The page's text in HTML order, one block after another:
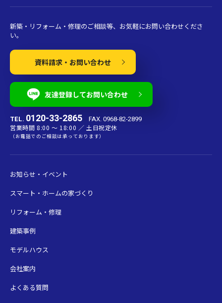
新築・リフォーム・修理のご相談等、お気軽にお問い合わせくださ
い。
資料請求・お問い合わせ
友達登録してお問い合わせ
TEL. 0120-33-2865 FAX. 0968-82-2899
営業時間 8:00 〜 18:00 ／ 土日祝定休
（お電話でのご相談は承っております）
お知らせ・イベント
スマート・ホームの家づくり
リフォーム・修理
建築事例
モデルハウス
会社案内
よくある質問